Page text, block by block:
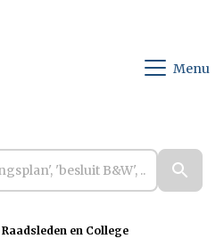
Menu
Raadsleden en College